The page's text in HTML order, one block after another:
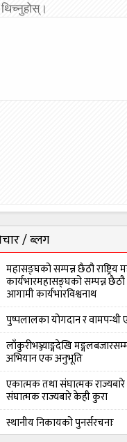
/ ब्लग
महासङ्घको सम्पन्न छैठौ
कार्यभारमहासङ्घको सम्पन्न छैठौ
आगामी कार्यभारविश्वनाथ
पुष्पलालका योगदान र
लाँकुरीभञ्ज्याङ्गदेखि
अभियान एक अनुभूति
एकात्मक तथा संघात्मक
संघात्मक राज्यबारे केही कुरा
स्थानीय निकायको पुनर्सरचनाः